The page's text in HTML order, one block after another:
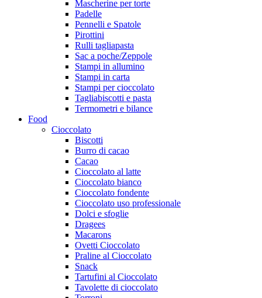
Mascherine per torte
Padelle
Pennelli e Spatole
Pirottini
Rulli tagliapasta
Sac a poche/Zeppole
Stampi in allumino
Stampi in carta
Stampi per cioccolato
Tagliabiscotti e pasta
Termometri e bilance
Food
Cioccolato
Biscotti
Burro di cacao
Cacao
Cioccolato al latte
Cioccolato bianco
Cioccolato fondente
Cioccolato uso professionale
Dolci e sfoglie
Dragees
Macarons
Ovetti Cioccolato
Praline al Cioccolato
Snack
Tartufini al Cioccolato
Tavolette di cioccolato